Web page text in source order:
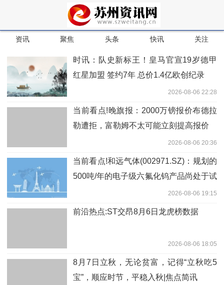
资讯 聚焦 头条 快讯 关注
时讯：队史新标王！皇马官宣19岁德甲
红星加盟 签约7年 总价1.4亿欧创纪录
2026-08-06 22:28
当前看点!晚旗报：2000万镑报价布德拉
勒遭拒，富勒姆不太可能立刻提高报价
2026-08-06 20:36
当前看点!和远气体(002971.SZ)：规划的
500吨/年的电子级六氟化钨产品尚处于试
2026-08-06 19:15
前沿热点:ST交昂8月6日龙虎榜数据
2026-08-06 18:05
8月7日立秋，无论贫富，记得“立秋吃5
宝”，顺应时节，平稳入秋|焦点简讯